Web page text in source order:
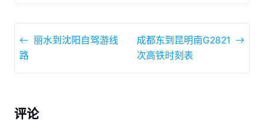
丽水到沈阳自驾游线
路
成都东到昆明南G2821
次高铁时刻表
评论